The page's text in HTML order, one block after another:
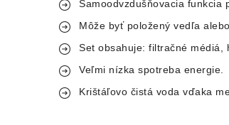
Samoodvzdušňovacia funkcia
Môže byť položený vedľa
Set obsahuje: filtračné médiá,
Veľmi nízka spotreba energie.
Krištáľovo čistá voda vďaka